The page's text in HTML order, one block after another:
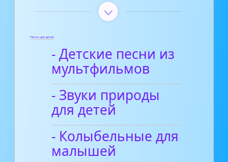
Песни для детей
- Детские песни из
мультфильмов
- Звуки природы
для детей
- Колыбельные для
малышей